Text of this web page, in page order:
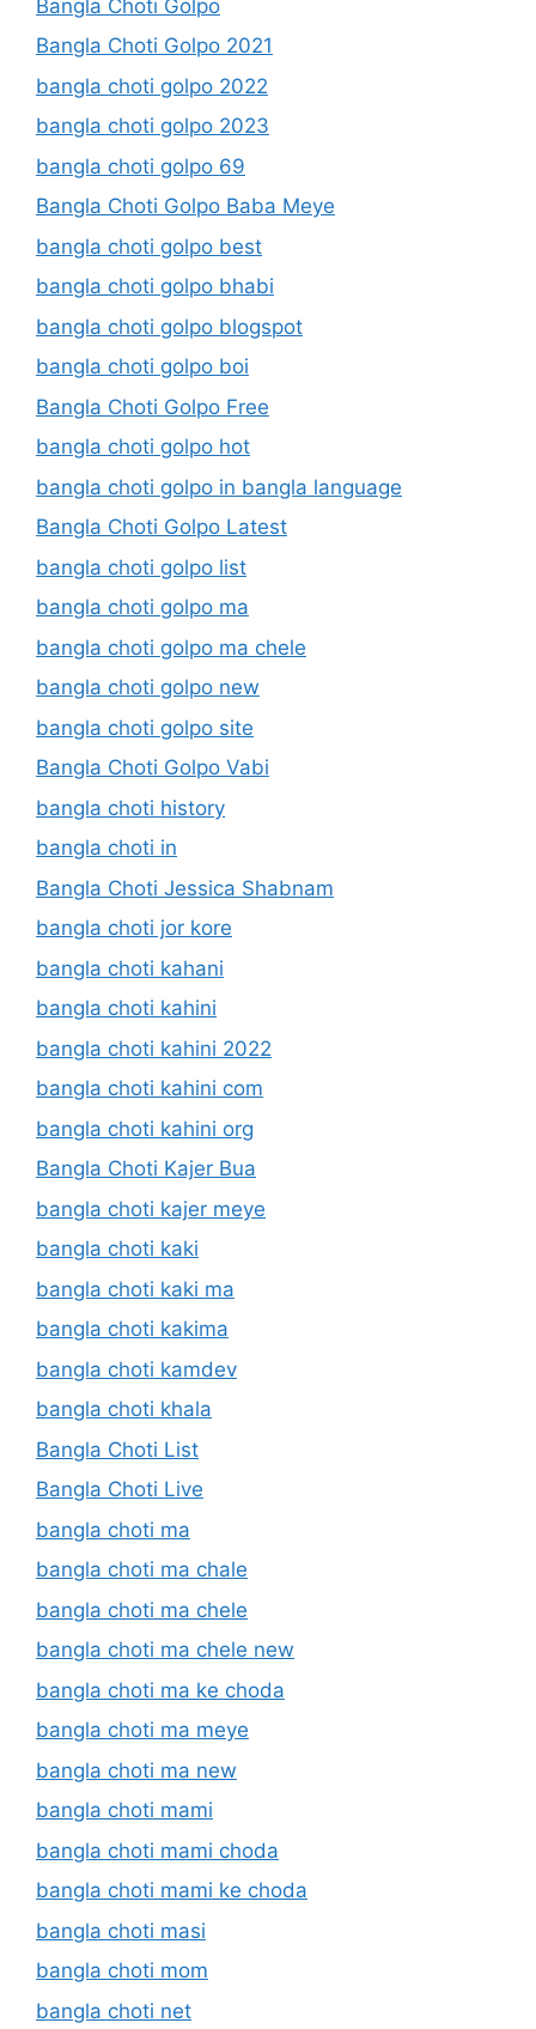
Bangla Choti Golpo
Bangla Choti Golpo 2021
bangla choti golpo 2022
bangla choti golpo 2023
bangla choti golpo 69
Bangla Choti Golpo Baba Meye
bangla choti golpo best
bangla choti golpo bhabi
bangla choti golpo blogspot
bangla choti golpo boi
Bangla Choti Golpo Free
bangla choti golpo hot
bangla choti golpo in bangla language
Bangla Choti Golpo Latest
bangla choti golpo list
bangla choti golpo ma
bangla choti golpo ma chele
bangla choti golpo new
bangla choti golpo site
Bangla Choti Golpo Vabi
bangla choti history
bangla choti in
Bangla Choti Jessica Shabnam
bangla choti jor kore
bangla choti kahani
bangla choti kahini
bangla choti kahini 2022
bangla choti kahini com
bangla choti kahini org
Bangla Choti Kajer Bua
bangla choti kajer meye
bangla choti kaki
bangla choti kaki ma
bangla choti kakima
bangla choti kamdev
bangla choti khala
Bangla Choti List
Bangla Choti Live
bangla choti ma
bangla choti ma chale
bangla choti ma chele
bangla choti ma chele new
bangla choti ma ke choda
bangla choti ma meye
bangla choti ma new
bangla choti mami
bangla choti mami choda
bangla choti mami ke choda
bangla choti masi
bangla choti mom
bangla choti net